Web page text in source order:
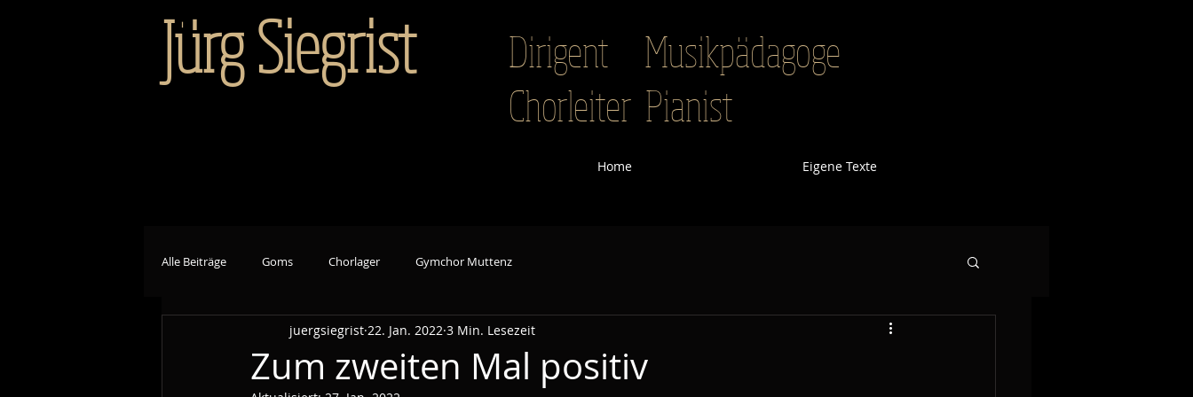
Jürg Siegrist
Dirigent Musikpädagoge
Chorleiter Pianist
Home Eigene Texte
Alle Beiträge Goms Chorlager Gymchor Muttenz
Zum zweiten Mal positiv
juergsiegrist 22. Jan. 2022 3 Min. Lesezeit